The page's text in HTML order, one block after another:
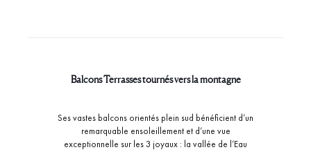
Balcons Terrasses tournés vers la montagne
Ses vastes balcons orientés plein sud bénéficient d’un
remarquable ensoleillement et d’une vue
exceptionnelle sur les 3 joyaux : la vallée de l’Eau